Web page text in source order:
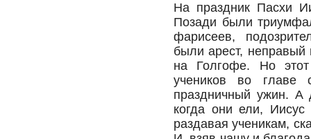
На праздник Пасхи
Позади были
фарисеев,
были арест, неправый
на Голгофе. Но
учеников во главе
праздничный ужин.
когда они ели,
раздавая ученикам,